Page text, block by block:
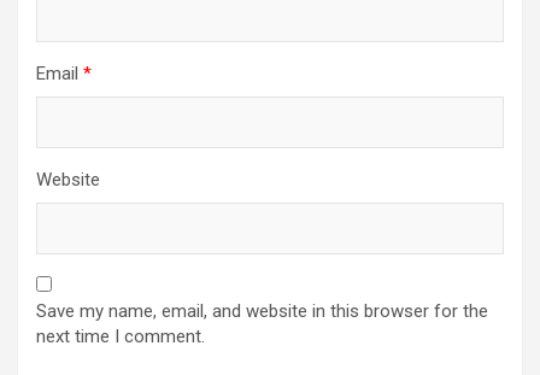
Email *
Website
Save my name, email, and website in this browser for the
next time I comment.